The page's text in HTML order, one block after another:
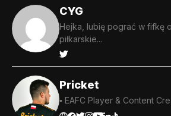
CYG
Hejka, lubię pograć w fifkę
piłkarskie...
Pricket
▪️ EAFC Player & Content